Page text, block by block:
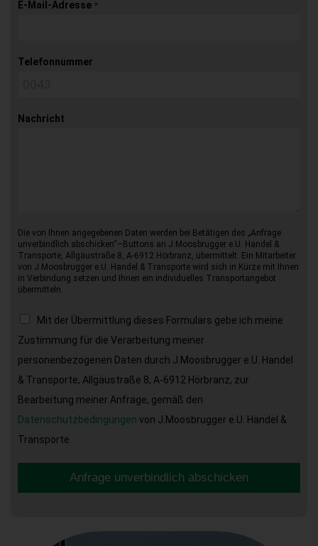
E-Mail-Adresse *
Telefonnummer
Nachricht
Die von Ihnen angegebenen Daten werden bei Betätigen des „Anfrage
unverbindlich abschicken“–Buttons an J.Moosbrugger e.U. Handel &
Transporte, Allgäustraße 8, A-6912 Hörbranz, übermittelt. Ein Mitarbeiter
von J.Moosbrugger e.U. Handel & Transporte wird sich in Kürze mit Ihnen
in Verbindung setzen und Ihnen ein individuelles Transportangebot
übermitteln.
Mit der Übermittlung dieses Formulars gebe ich meine
Zustimmung für die Verarbeitung meiner
personenbezogenen Daten durch J.Moosbrugger e.U. Handel
& Transporte, Allgäustraße 8, A-6912 Hörbranz, zur
Bearbeitung meiner Anfrage, gemäß den
Datenschutzbedingungen von J.Moosbrugger e.U. Handel &
Transporte.
Anfrage unverbindlich abschicken